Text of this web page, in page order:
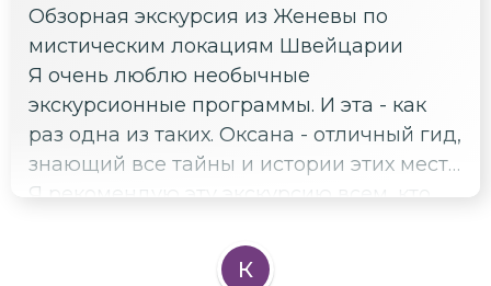
Обзорная экскурсия из Женевы по
мистическим локациям Швейцарии
Я очень люблю необычные
экскурсионные программы. И эта - как
раз одна из таких. Оксана - отличный гид,
знающий все тайны и истории этих мест.
Я рекомендую эту экскурсию всем, кто
К